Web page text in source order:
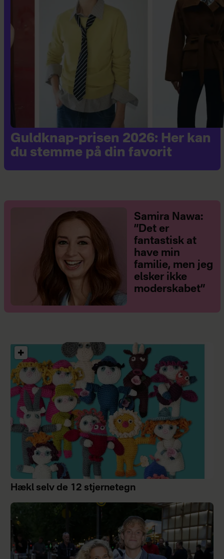
Guldknap-prisen 2026: Her kan
du stemme på din favorit
Samira Nawa:
”Det er
fantastisk at
have min
familie, men jeg
elsker ikke
moderskabet”
Hækl selv de 12 stjernetegn